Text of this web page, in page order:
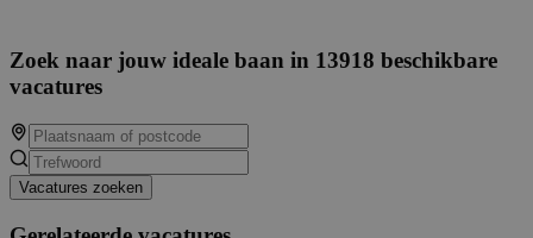
Zoek naar jouw ideale baan in 13918 beschikbare
vacatures
Vacatures zoeken